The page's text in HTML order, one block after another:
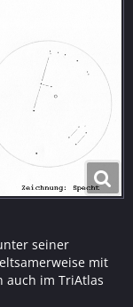
seiner
mit
auch im TriAtlas